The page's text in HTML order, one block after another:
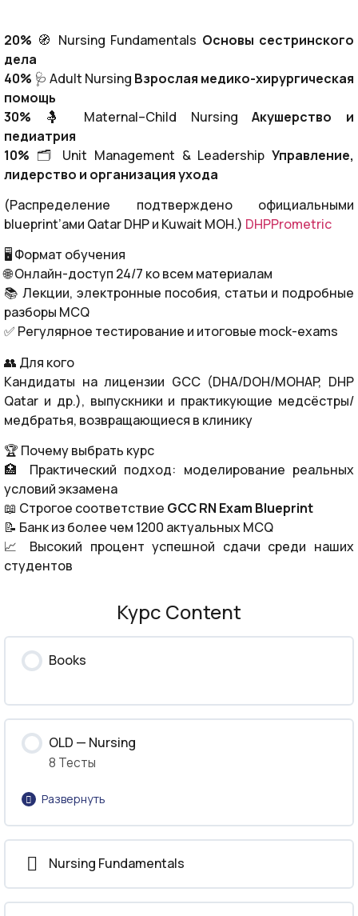
20% 🧭 Nursing Fundamentals Основы сестринского
дела
40% 🩺 Adult Nursing Взрослая медико-хирургическая
помощь
30% 🤱 Maternal–Child NursingАкушерство и
педиатрия
10% 🗂 Unit Management & Leadership Управление,
лидерство и организация ухода
(Распределение подтверждено официальными
blueprint’ами Qatar DHP и Kuwait MOH.) DHPPrometric
🖥 Формат обучения
🌐 Онлайн-доступ 24/7 ко всем материалам
📚 Лекции, электронные пособия, статьи и подробные
разборы MCQ
✅ Регулярное тестирование и итоговые mock-exams
👥 Для кого
Кандидаты на лицензии GCC (DHA/DOH/MOHAP, DHP
Qatar и др.), выпускники и практикующие медсёстры/
медбратья, возвращающиеся в клинику
🏆 Почему выбрать курс
🏥 Практический подход: моделирование реальных
условий экзамена
📖 Строгое соответствие GCC RN Exam Blueprint
📝 Банк из более чем 1200 актуальных MCQ
📈 Высокий процент успешной сдачи среди наших
студентов
Курс Content
Books
OLD — Nursing
8 Тесты
Развернуть
Урок Content
Pharmacology for Nurses
Nursing Fundamentals